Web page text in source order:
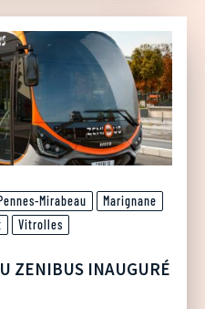
Mirabeau
Marignane
Vitrolles
ZENIBUS INAUGURÉ